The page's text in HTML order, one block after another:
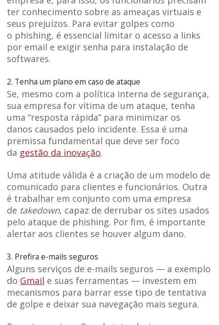
ter conhecimento sobre as ameaças virtuais e
seus prejuízos. Para evitar golpes como
o phishing, é essencial limitar o acesso a links
por email e exigir senha para instalação de
softwares.
2. Tenha um plano em caso de ataque
Se, mesmo com a política interna de segurança,
sua empresa for vítima de um ataque, tenha
uma “resposta rápida” para minimizar os
danos causados pelo incidente. Essa é uma
premissa fundamental que deve ser foco
da gestão da inovação.
Uma atitude válida é a criação de um modelo de
comunicado para clientes e funcionários. Outra
é trabalhar em conjunto com uma empresa
de takedown, capaz de derrubar os sites usados
pelo ataque de phishing. Por fim, é importante
alertar aos clientes se houver algum dano.
3. Prefira e-mails seguros
Alguns serviços de e-mails seguros — a exemplo
do Gmail e suas ferramentas — investem em
mecanismos para barrar esse tipo de tentativa
de golpe e deixar sua navegação mais segura.